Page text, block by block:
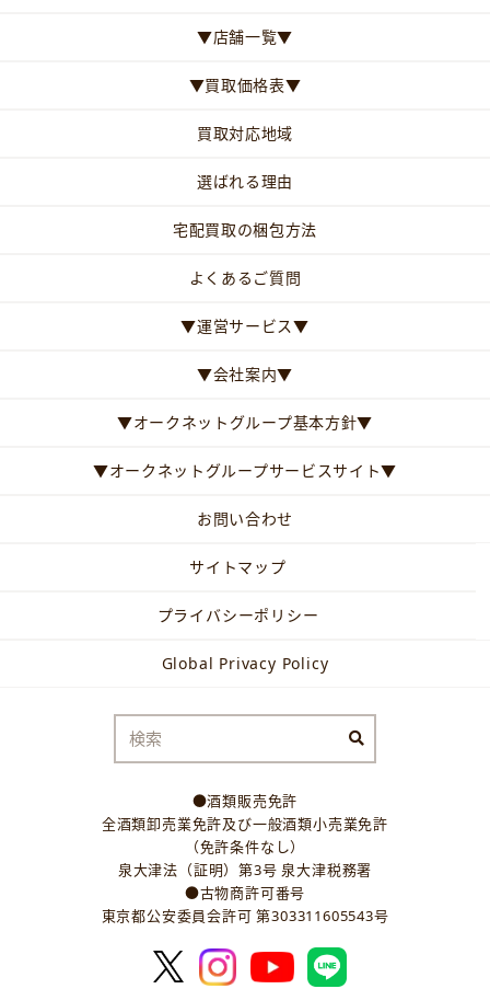
▼店舗一覧▼
▼買取価格表▼
買取対応地域
選ばれる理由
宅配買取の梱包方法
よくあるご質問
▼運営サービス▼
▼会社案内▼
▼オークネットグループ基本方針▼
▼オークネットグループサービスサイト▼
お問い合わせ
サイトマップ
プライバシーポリシー
Global Privacy Policy
●酒類販売免許
全酒類卸売業免許及び一般酒類小売業免許
（免許条件なし）
泉大津法（証明）第3号 泉大津税務署
●古物商許可番号
東京都公安委員会許可 第303311605543号